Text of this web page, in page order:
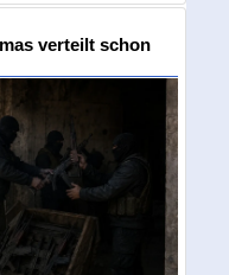
verteilt schon